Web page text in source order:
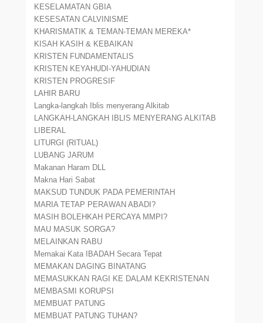
KESELAMATAN GBIA
KESESATAN CALVINISME
KHARISMATIK & TEMAN-TEMAN MEREKA*
KISAH KASIH & KEBAIKAN
KRISTEN FUNDAMENTALIS
KRISTEN KEYAHUDI-YAHUDIAN
KRISTEN PROGRESIF
LAHIR BARU
Langka-langkah Iblis menyerang Alkitab
LANGKAH-LANGKAH IBLIS MENYERANG ALKITAB
LIBERAL
LITURGI (RITUAL)
LUBANG JARUM
Makanan Haram DLL
Makna Hari Sabat
MAKSUD TUNDUK PADA PEMERINTAH
MARIA TETAP PERAWAN ABADI?
MASIH BOLEHKAH PERCAYA MMPI?
MAU MASUK SORGA?
MELAINKAN RABU
Memakai Kata IBADAH Secara Tepat
MEMAKAN DAGING BINATANG
MEMASUKKAN RAGI KE DALAM KEKRISTENAN
MEMBASMI KORUPSI
MEMBUAT PATUNG
MEMBUAT PATUNG TUHAN?